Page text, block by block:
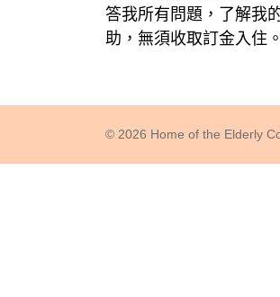
答我所有問題，了解我
助，無須收取訂金入住
© 2026 Home of the Elderly